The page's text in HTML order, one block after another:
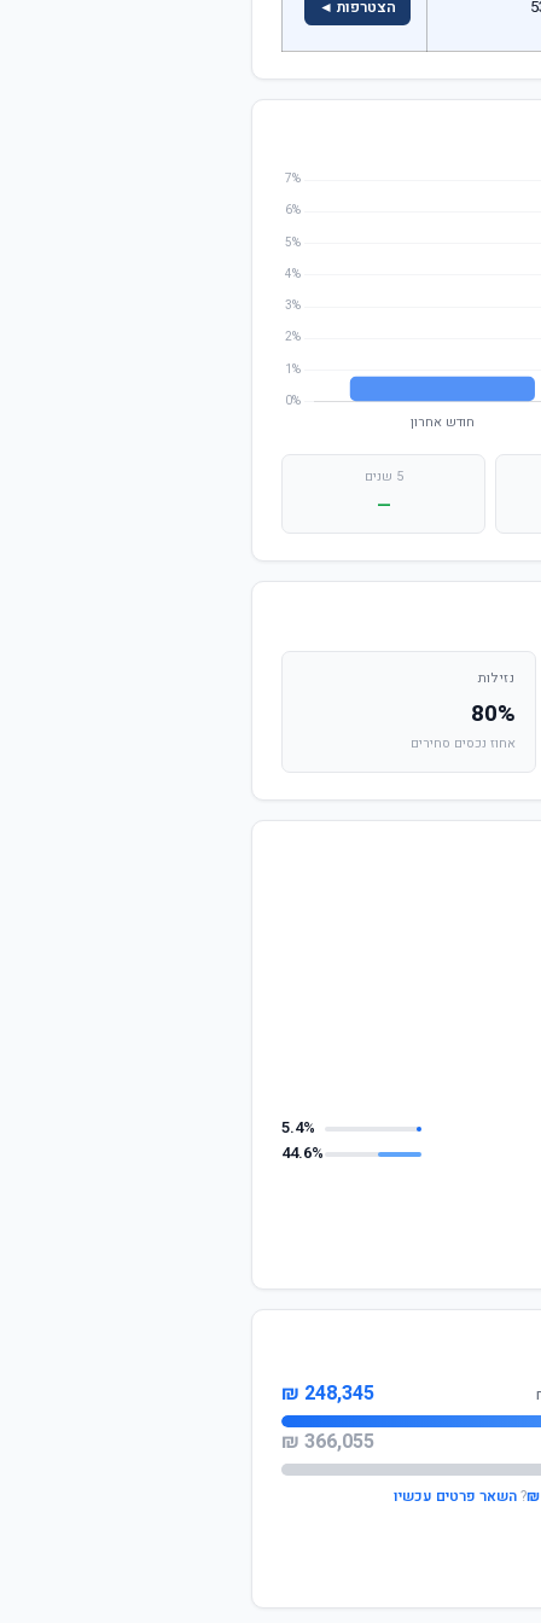
הצטרפות ◄
5 שנים
—
נזילות
80%
אחוז נכסים סחירים
5.4%
44.6%
248,345 ₪
366,055 ₪
?השאר פרטים עכשיו